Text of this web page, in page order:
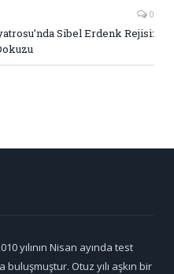
0
Sibel Erdenk Rejisi:
yılının Nisan ayında test
buluşmuştur. Otuz yılı aşkın bir